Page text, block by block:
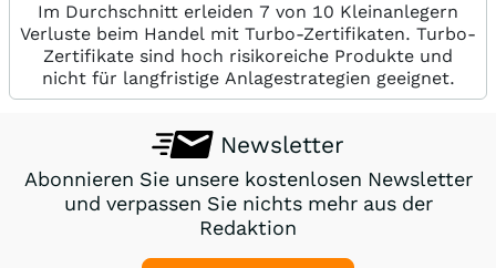
Im Durchschnitt erleiden 7 von 10 Kleinanlegern
Verluste beim Handel mit Turbo-Zertifikaten. Turbo-
Zertifikate sind hoch risikoreiche Produkte und
nicht für langfristige Anlagestrategien geeignet.
Newsletter
Abonnieren Sie unsere kostenlosen Newsletter
und verpassen Sie nichts mehr aus der
Redaktion